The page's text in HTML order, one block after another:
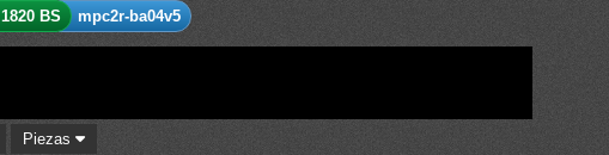
1820 BS mpc2r-ba04v5
Piezas